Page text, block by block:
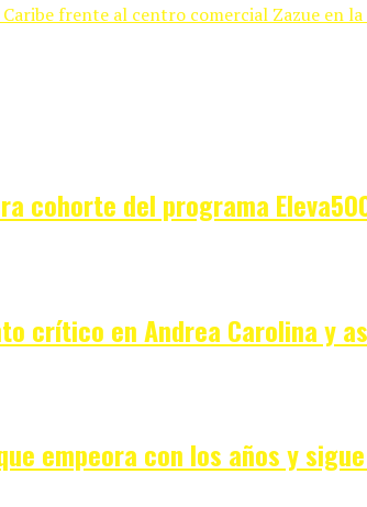
frente al centro comercial Zazue en
cohorte del programa
crítico en Andrea Carolina y
empeora con los años y